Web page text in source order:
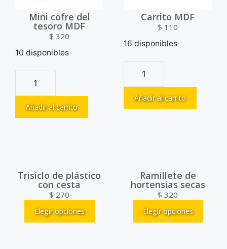
Mini cofre del
tesoro MDF
$ 320
10 disponibles
Añadir al carrito
Carrito MDF
$ 110
16 disponibles
Añadir al carrito
Trisiclo de plástico
con cesta
$ 270
Elegir opciones
Ramillete de
hortensias secas
$ 320
Elegir opciones